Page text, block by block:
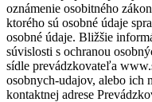
oznámenie osobitného
ktorého sú osobné údaje
osobné údaje. Bližšie
súvislosti s ochranou
sídle prevádzkovateľa
osobnych-udajov, alebo ich
kontaktnej adrese